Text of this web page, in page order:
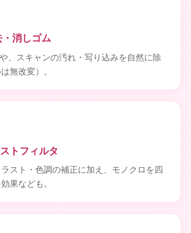
消しゴム
、スキャンの汚れ・写り込みを自然に除
無改変）。
トフィルタ
スト・色調の補正に加え、モノクロを四
果なども。